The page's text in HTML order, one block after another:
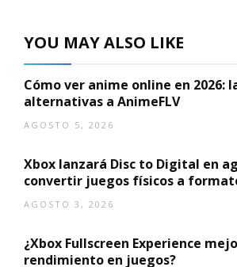
YOU MAY ALSO LIKE
Cómo ver anime online en 2026:
alternativas a AnimeFLV
AGOSTO 5, 2026
Xbox lanzará Disc to Digital en
convertir juegos físicos a
AGOSTO 3, 2026
¿Xbox Fullscreen Experience
rendimiento en juegos?